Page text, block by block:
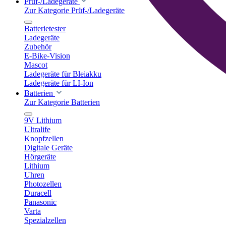
Zur Kategorie Prüf-/Ladegeräte
Batterietester
Ladegeräte
Zubehör
E-Bike-Vision
Mascot
Ladegeräte für Bleiakku
Ladegeräte für LI-Ion
Batterien
Zur Kategorie Batterien
9V Lithium
Ultralife
Knopfzellen
Digitale Geräte
Hörgeräte
Lithium
Uhren
Photozellen
Duracell
Panasonic
Varta
Spezialzellen